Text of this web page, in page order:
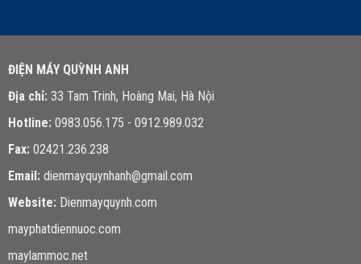
ĐIỆN MÁY QUỲNH ANH
Địa chỉ: 33 Tam Trinh, Hoàng Mai, Hà Nội
Hotline: 0983.056.175 - 0912.989.032
Fax: 02421.236.238
Email: dienmayquynhanh@gmail.com
Website: Dienmayquynh.com
mayphatdiennuoc.com
maylammoc.net